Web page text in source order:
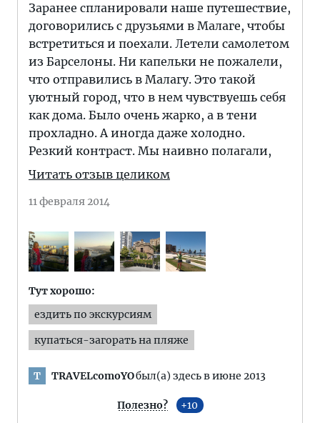
Заранее спланировали наше путешествие,
договорились с друзьями в Малаге, чтобы
встретиться и поехали. Летели самолетом
из Барселоны. Ни капельки не пожалели,
что отправились в Малагу. Это такой
уютный город, что в нем чувствуешь себя
как дома. Было очень жарко, а в тени
прохладно. А иногда даже холодно.
Резкий контраст. Мы наивно полагали,
Читать отзыв целиком
11 февраля 2014
Тут хорошо:
ездить по экскурсиям
купаться-загорать на пляже
T TRAVELcomoYOбыл(а) здесь в июне 2013
Полезно? 10